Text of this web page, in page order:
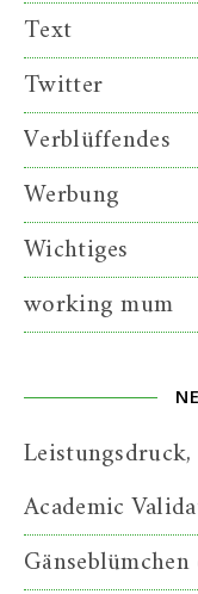
Text
Twitter
Verblüffendes
Werbung
Wichtiges
working mum
Academic